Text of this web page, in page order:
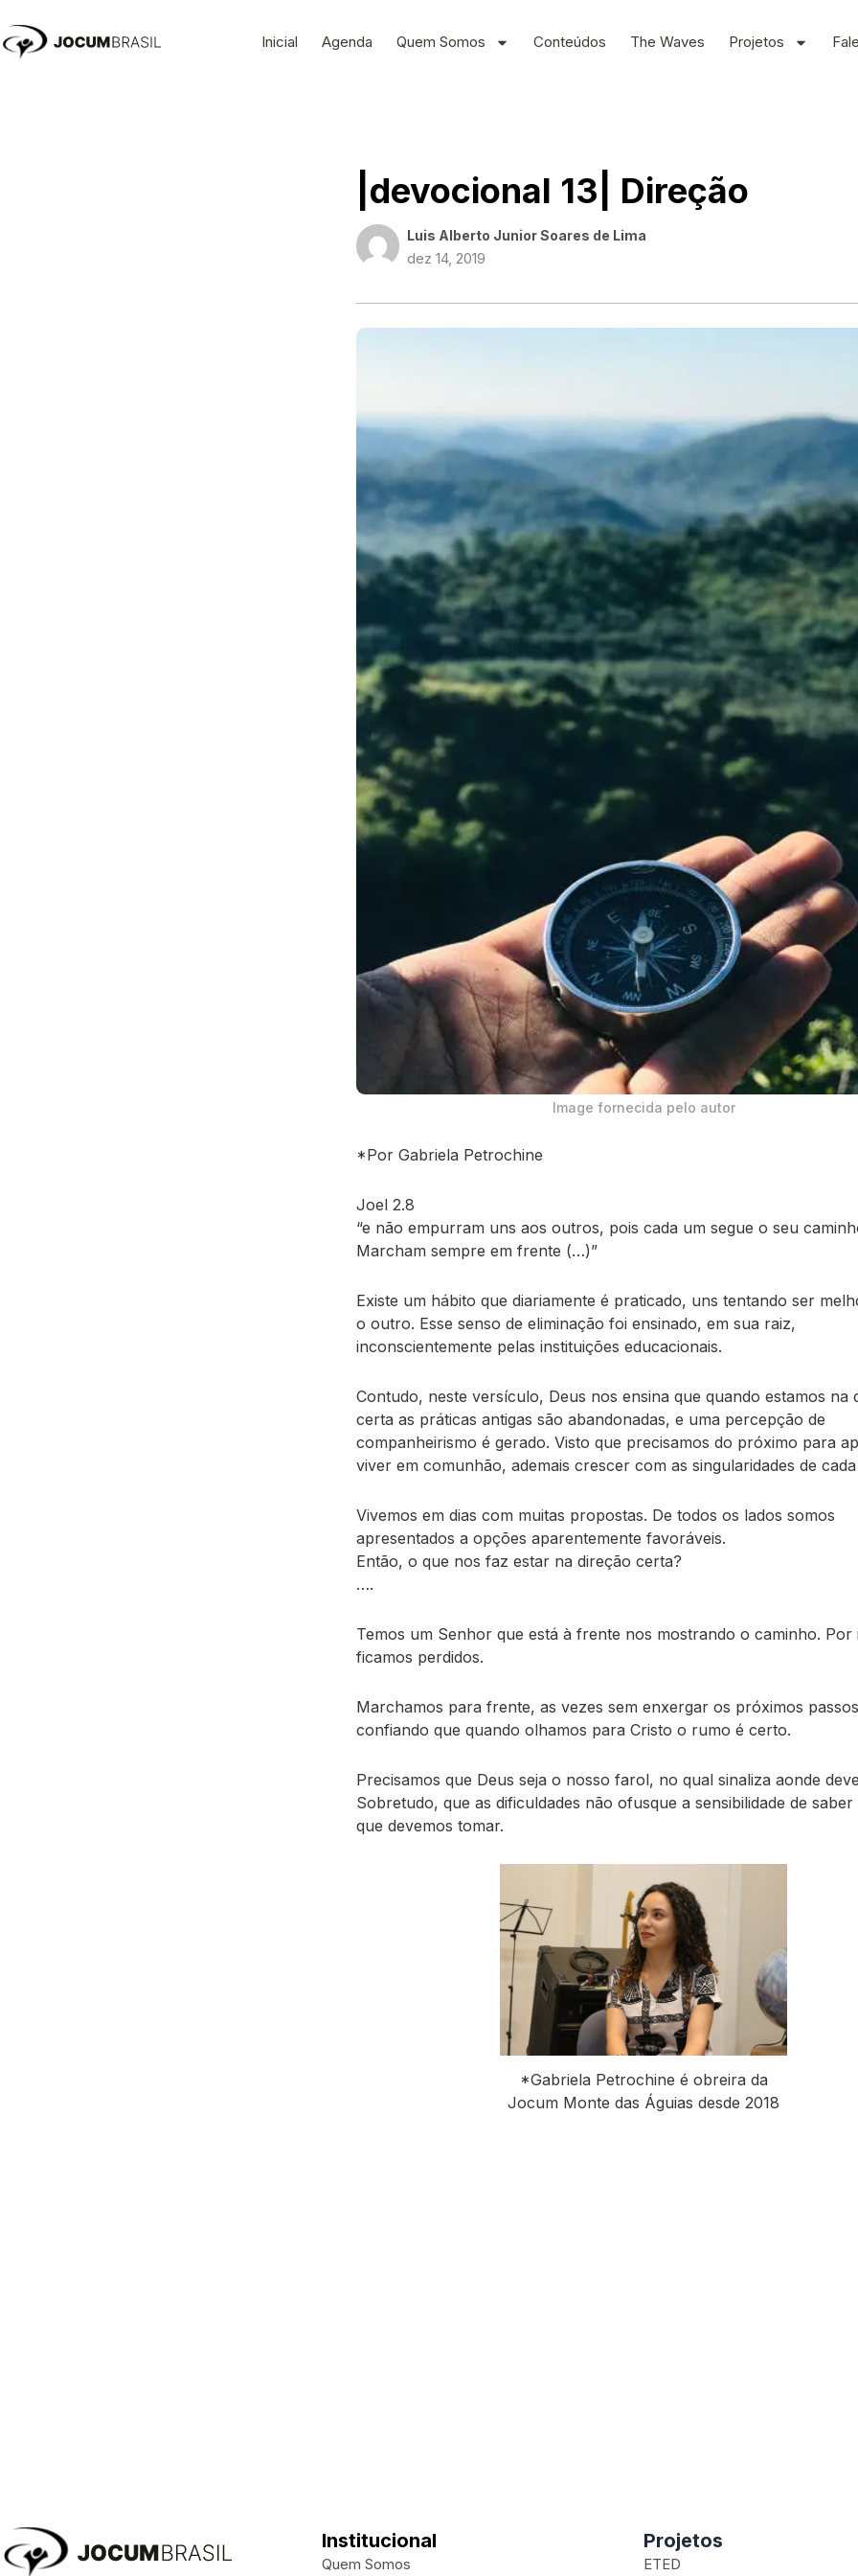
para
Inicial Agenda Quem Somos Conteúdos The Waves Projetos
|devocional 13| Direção
Luis Alberto Junior Soares de Lima
dez 14, 2019
Image fornecida pelo autor
*Por Gabriela Petrochine
Joel 2.8
“e não empurram uns aos outros, pois cada um segue o seu
Marcham sempre em frente (…)”
Existe um hábito que diariamente é praticado, uns tentando ser
o outro. Esse senso de eliminação foi ensinado, em sua raiz,
inconscientemente pelas instituições educacionais.
Contudo, neste versículo, Deus nos ensina que quando estamos na
certa as práticas antigas são abandonadas, e uma percepção de
companheirismo é gerado. Visto que precisamos do próximo para
viver em comunhão, ademais crescer com as singularidades de
Vivemos em dias com muitas propostas. De todos os lados somos
apresentados a opções aparentemente favoráveis.
Então, o que nos faz estar na direção certa?
….
Temos um Senhor que está à frente nos mostrando o caminho. Por
ficamos perdidos.
Marchamos para frente, as vezes sem enxergar os próximos
confiando que quando olhamos para Cristo o rumo é certo.
Precisamos que Deus seja o nosso farol, no qual sinaliza aonde
Sobretudo, que as dificuldades não ofusque a sensibilidade de
que devemos tomar.
*Gabriela Petrochine é obreira da
Jocum Monte das Águias desde 2018
Institucional
Quem Somos
Projetos
ETED